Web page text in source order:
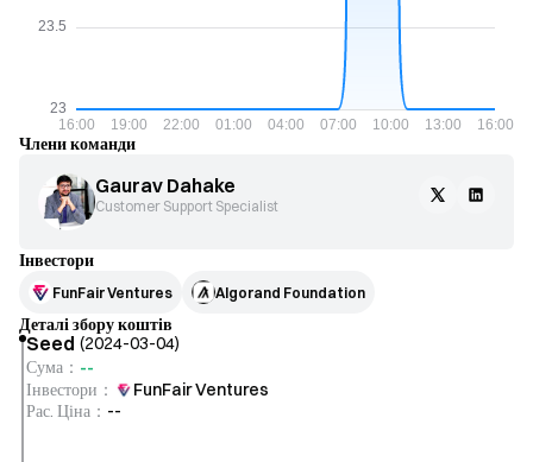
Члени команди
Gaurav Dahake
Customer Support Specialist
Інвестори
FunFair Ventures Algorand Foundation
Деталі збору коштів
Seed (2024-03-04)
Сума ： --
Інвестори ：
FunFair Ventures
Рас. Ціна ： --